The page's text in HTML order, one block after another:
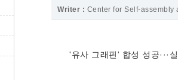
Writer : Center for Self-assembly
'유사 그래핀' 합성 성공···